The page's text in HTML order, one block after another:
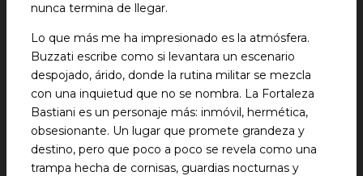
nunca termina de llegar.
Lo que más me ha impresionado es la atmósfera.
Buzzati escribe como si levantara un escenario
despojado, árido, donde la rutina militar se mezcla
con una inquietud que no se nombra. La Fortaleza
Bastiani es un personaje más: inmóvil, hermética,
obsesionante. Un lugar que promete grandeza y
destino, pero que poco a poco se revela como una
trampa hecha de cornisas, guardias nocturnas y